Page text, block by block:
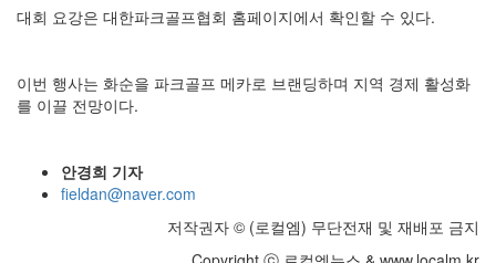
대회 요강은 대한파크골프협회 홈페이지에서 확인할 수 있다.
이번 행사는 화순을 파크골프 메카로 브랜딩하며 지역 경제 활성화
를 이끌 전망이다.
안경희 기자
fieldan@naver.com
저작권자 © (로컬엠) 무단전재 및 재배포 금지